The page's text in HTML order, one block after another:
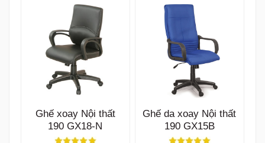
Ghế xoay Nội thất
190 GX18-N
Ghế da xoay Nội thất
190 GX15B